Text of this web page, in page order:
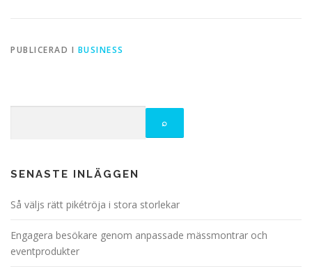
PUBLICERAD I BUSINESS
SENASTE INLÄGGEN
Så väljs rätt pikétröja i stora storlekar
Engagera besökare genom anpassade mässmontrar och
eventprodukter